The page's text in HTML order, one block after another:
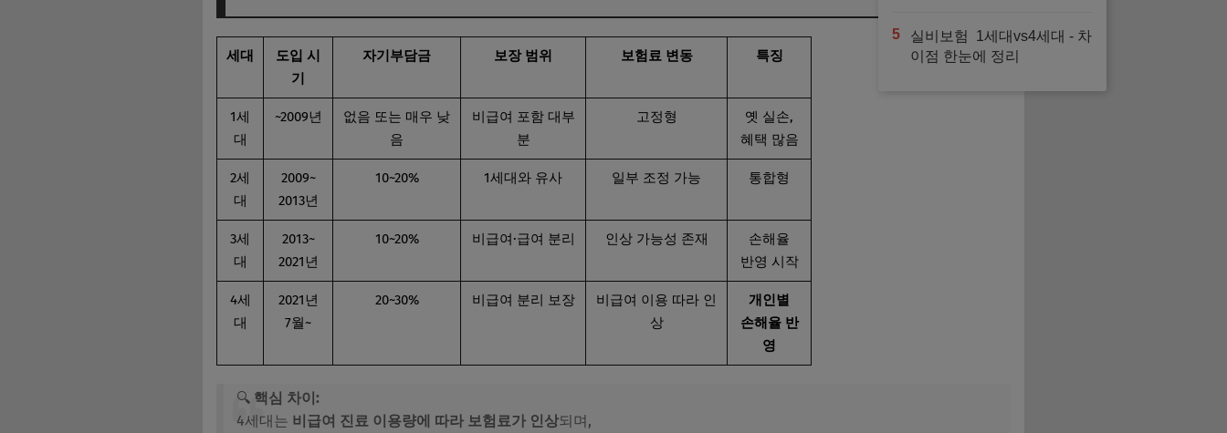
🧭 실비보험 전환 또는 가입 시 고려사항
🔗 참고 링크
세대
도입 시
기
자기부담금 보장 범위 보험료 변동 특징
1세
대
~2009년
없음 또는 매우 낮
음
비급여 포함 대부
분
고정형
옛 실손,
혜택 많음
2세
대
2009~
2013년
10~20% 1세대와 유사 일부 조정 가능 통합형
3세
대
2013~
2021년
10~20% 비급여·급여 분리 인상 가능성 존재
손해율
반영 시작
4세
대
2021년
7월~
20~30% 비급여 분리 보장
비급여 이용 따라 인
상
개인별
손해율 반
영
🔍 핵심 차이:
4세대는 비급여 진료 이용량에 따라 보험료가 인상되며,
5
실비보험 1세대vs4세대 - 차
이점 한눈에 정리